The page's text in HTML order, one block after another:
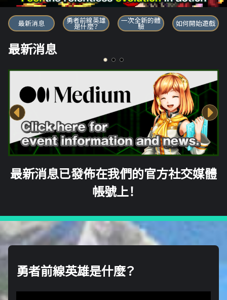
勇者前線英雄
最新消息 勇者前線英雄
是什麼？
一次全新的體
驗 如何開始遊戲
最新消息
最新消息已發佈在我們的官方社交媒體
帳號上！
勇者前線英雄是什麼？